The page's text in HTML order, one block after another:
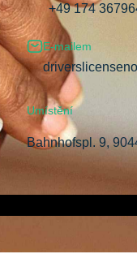
+49 174
E-mailem
Umístění
Bahnhofspl. 9,